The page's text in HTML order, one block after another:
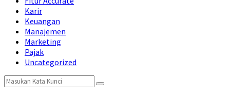
Karir
Keuangan
Manajemen
Marketing
Pajak
Uncategorized
Search
for:
Search